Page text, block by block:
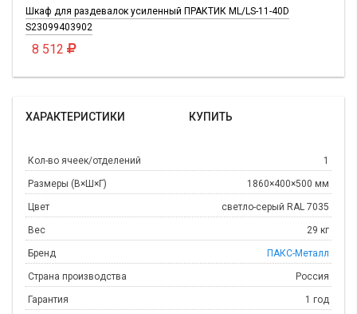
Шкаф для раздевалок усиленный ПРАКТИК ML/LS-11-40D
S23099403902
8 512
ХАРАКТЕРИСТИКИ КУПИТЬ
Кол-во ячеек/отделений 1
Размеры (В×Ш×Г) 1860×400×500 мм
Цвет светло-серый RAL 7035
Вес 29 кг
Бренд ПАКС-Металл
Страна производства Россия
Гарантия 1 год